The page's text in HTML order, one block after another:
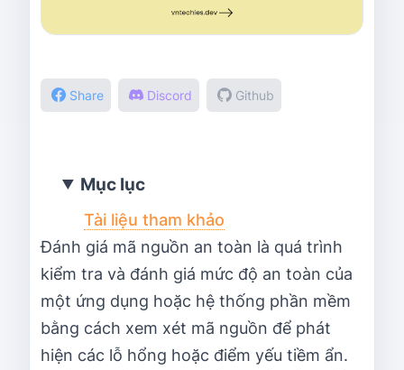
Share Discord Github
Mục lục
Tài liệu tham khảo
Đánh giá mã nguồn an toàn là quá trình
kiểm tra và đánh giá mức độ an toàn của
một ứng dụng hoặc hệ thống phần mềm
bằng cách xem xét mã nguồn để phát
hiện các lỗ hổng hoặc điểm yếu tiềm ẩn.